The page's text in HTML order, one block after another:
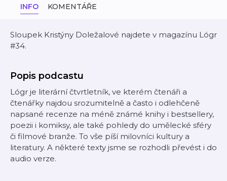
INFO KOMENTÁŘE
Sloupek Kristýny Doležalové najdete v magazínu Lógr
#34.
Popis podcastu
Lógr je literární čtvrtletník, ve kterém čtenáři a
čtenářky najdou srozumitelně a často i odlehčeně
napsané recenze na méně známé knihy i bestsellery,
poezii i komiksy, ale také pohledy do umělecké sféry
či filmové branže. To vše píší milovníci kultury a
literatury. A některé texty jsme se rozhodli převést i do
audio verze.